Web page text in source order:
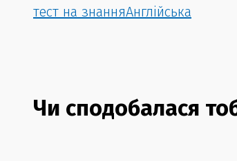
тест на знанняАнглійська
Чи сподобалася